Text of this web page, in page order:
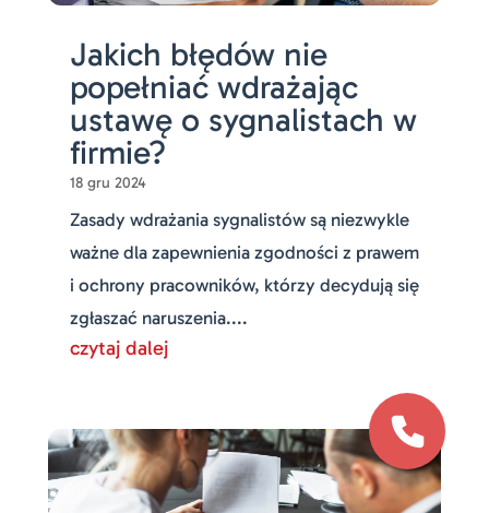
Jakich błędów nie
popełniać wdrażając
ustawę o sygnalistach w
firmie?
18 gru 2024
Zasady wdrażania sygnalistów są niezwykle
ważne dla zapewnienia zgodności z prawem
i ochrony pracowników, którzy decydują się
zgłaszać naruszenia....
czytaj dalej